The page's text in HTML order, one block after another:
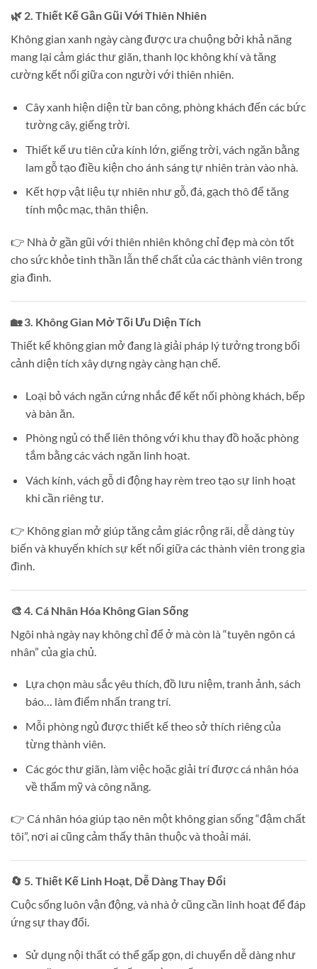
🌿 2. Thiết Kế Gần Gũi Với Thiên Nhiên
Không gian xanh ngày càng được ưa chuộng bởi khả năng
mang lại cảm giác thư giãn, thanh lọc không khí và tăng
cường kết nối giữa con người với thiên nhiên.
Cây xanh hiện diện từ ban công, phòng khách đến các bức
tường cây, giếng trời.
Thiết kế ưu tiên cửa kính lớn, giếng trời, vách ngăn bằng
lam gỗ tạo điều kiện cho ánh sáng tự nhiên tràn vào nhà.
Kết hợp vật liệu tự nhiên như gỗ, đá, gạch thô để tăng
tính mộc mạc, thân thiện.
👉 Nhà ở gần gũi với thiên nhiên không chỉ đẹp mà còn tốt
cho sức khỏe tinh thần lẫn thể chất của các thành viên trong
gia đình.
🏡 3. Không Gian Mở Tối Ưu Diện Tích
Thiết kế không gian mở đang là giải pháp lý tưởng trong bối
cảnh diện tích xây dựng ngày càng hạn chế.
Loại bỏ vách ngăn cứng nhắc để kết nối phòng khách, bếp
và bàn ăn.
Phòng ngủ có thể liên thông với khu thay đồ hoặc phòng
tắm bằng các vách ngăn linh hoạt.
Vách kính, vách gỗ di động hay rèm treo tạo sự linh hoạt
khi cần riêng tư.
👉 Không gian mở giúp tăng cảm giác rộng rãi, dễ dàng tùy
biến và khuyến khích sự kết nối giữa các thành viên trong gia
đình.
🎨 4. Cá Nhân Hóa Không Gian Sống
Ngôi nhà ngày nay không chỉ để ở mà còn là “tuyên ngôn cá
nhân” của gia chủ.
Lựa chọn màu sắc yêu thích, đồ lưu niệm, tranh ảnh, sách
báo… làm điểm nhấn trang trí.
Mỗi phòng ngủ được thiết kế theo sở thích riêng của
từng thành viên.
Các góc thư giãn, làm việc hoặc giải trí được cá nhân hóa
về thẩm mỹ và công năng.
👉 Cá nhân hóa giúp tạo nên một không gian sống “đậm chất
tôi”, nơi ai cũng cảm thấy thân thuộc và thoải mái.
🔄 5. Thiết Kế Linh Hoạt, Dễ Dàng Thay Đổi
Cuộc sống luôn vận động, và nhà ở cũng cần linh hoạt để đáp
ứng sự thay đổi.
Sử dụng nội thất có thể gấp gọn, di chuyển dễ dàng như